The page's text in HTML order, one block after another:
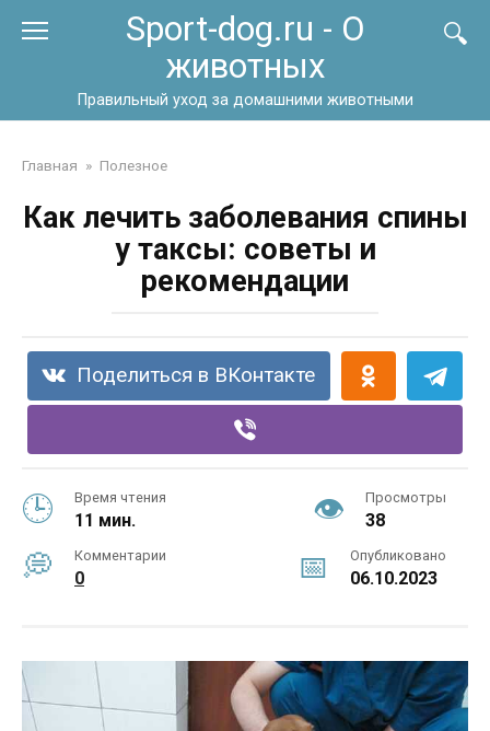
Sport-dog.ru - О
животных
Правильный уход за домашними животными
Главная » Полезное
Как лечить заболевания спины
у таксы: советы и
рекомендации
Поделиться в ВКонтакте
Время чтения
11 мин.
Просмотры
38
Комментарии
0
Опубликовано
06.10.2023